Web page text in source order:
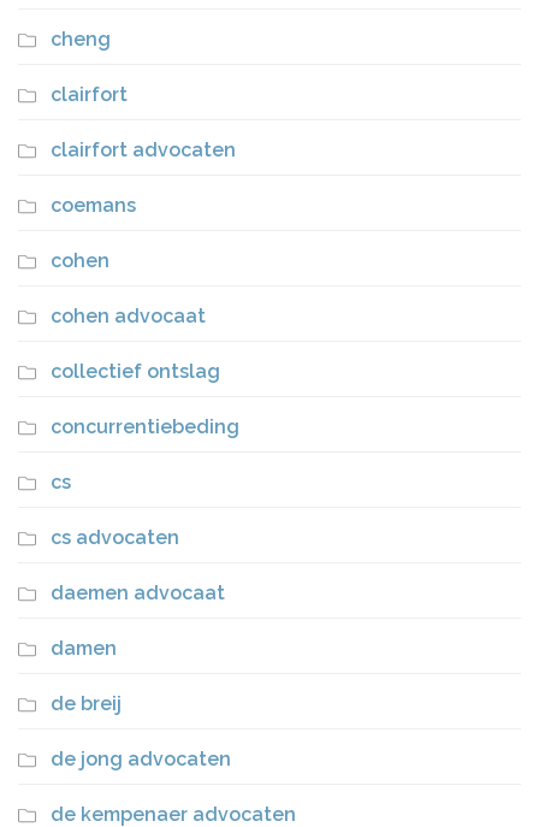
cheng
clairfort
clairfort advocaten
coemans
cohen
cohen advocaat
collectief ontslag
concurrentiebeding
cs
cs advocaten
daemen advocaat
damen
de breij
de jong advocaten
de kempenaer advocaten